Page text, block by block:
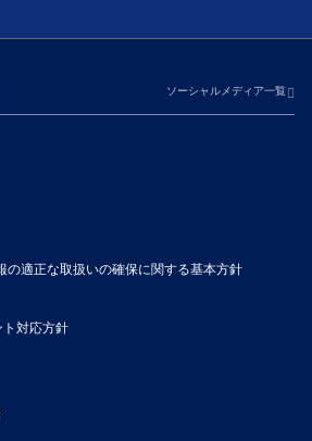
ソーシャルメディア一覧
の適正な取扱いの確保に関する基本方針
対応方針